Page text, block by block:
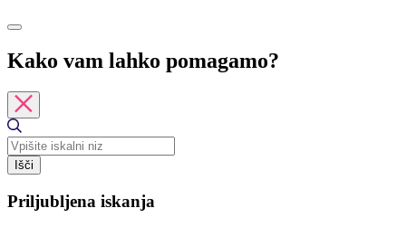
Kako vam lahko pomagamo?
Išči
Priljubljena iskanja